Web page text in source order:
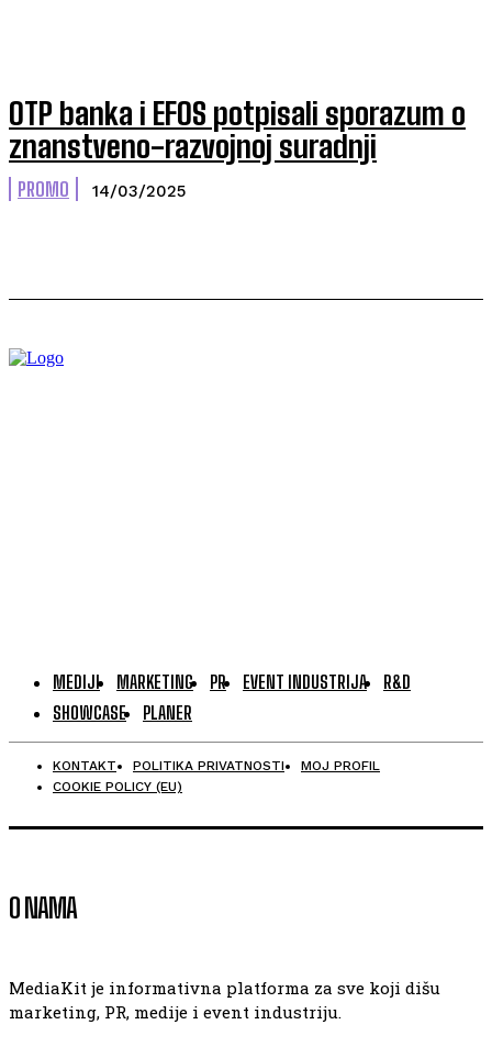
OTP banka i EFOS potpisali sporazum o
znanstveno-razvojnoj suradnji
PROMO 14/03/2025
MEDIJI MARKETING PR EVENT INDUSTRIJA
R&D
SHOWCASE
PLANER
KONTAKT POLITIKA PRIVATNOSTI
MOJ PROFIL
COOKIE POLICY (EU)
O NAMA
MediaKit je informativna platforma za sve koji dišu
marketing, PR, medije i event industriju.